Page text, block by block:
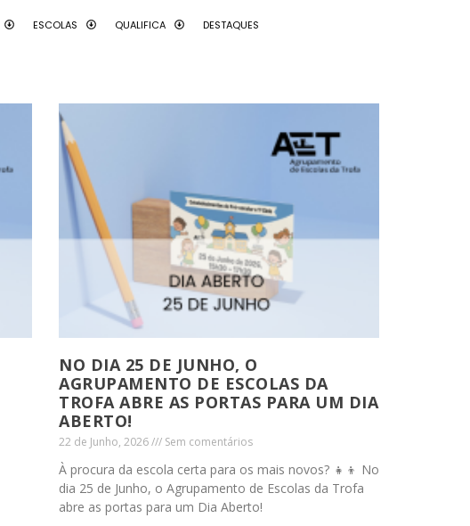
ESCOLAS QUALIFICA DESTAQUES
NO DIA 25 DE JUNHO, O
AGRUPAMENTO DE ESCOLAS DA
TROFA ABRE AS PORTAS PARA UM DIA
ABERTO!
22 de Junho, 2026 Sem comentários
À procura da escola certa para os mais novos? 👧👦 No
dia 25 de Junho, o Agrupamento de Escolas da Trofa
abre as portas para um Dia Aberto!